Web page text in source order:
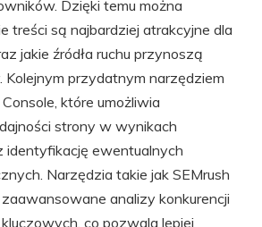
Dzięki temu można
treści są najbardziej atrakcyjne dla
jakie źródła ruchu przynoszą
Kolejnym przydatnym narzędziem
które umożliwia
strony w wynikach
identyfikację ewentualnych
Narzędzia takie jak SEMrush
analizy konkurencji
co pozwala lepiej